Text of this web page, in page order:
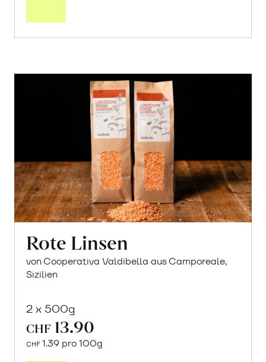
Rote Linsen
von Cooperativa Valdibella aus Camporeale,
Sizilien
2 x 500g
CHF 13.90
CHF 1.39 pro 100g